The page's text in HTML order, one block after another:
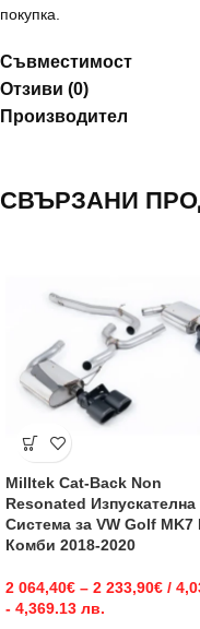
покупка.
Съвместимост
Отзиви (0)
Производител
СВЪРЗАНИ
Milltek Cat-Back Non
Resonated Изпускателна
Система за VW Golf MK7
Комби 2018-2020
2 064,40€ – 2 233,90€ /
- 4,369.13 лв.